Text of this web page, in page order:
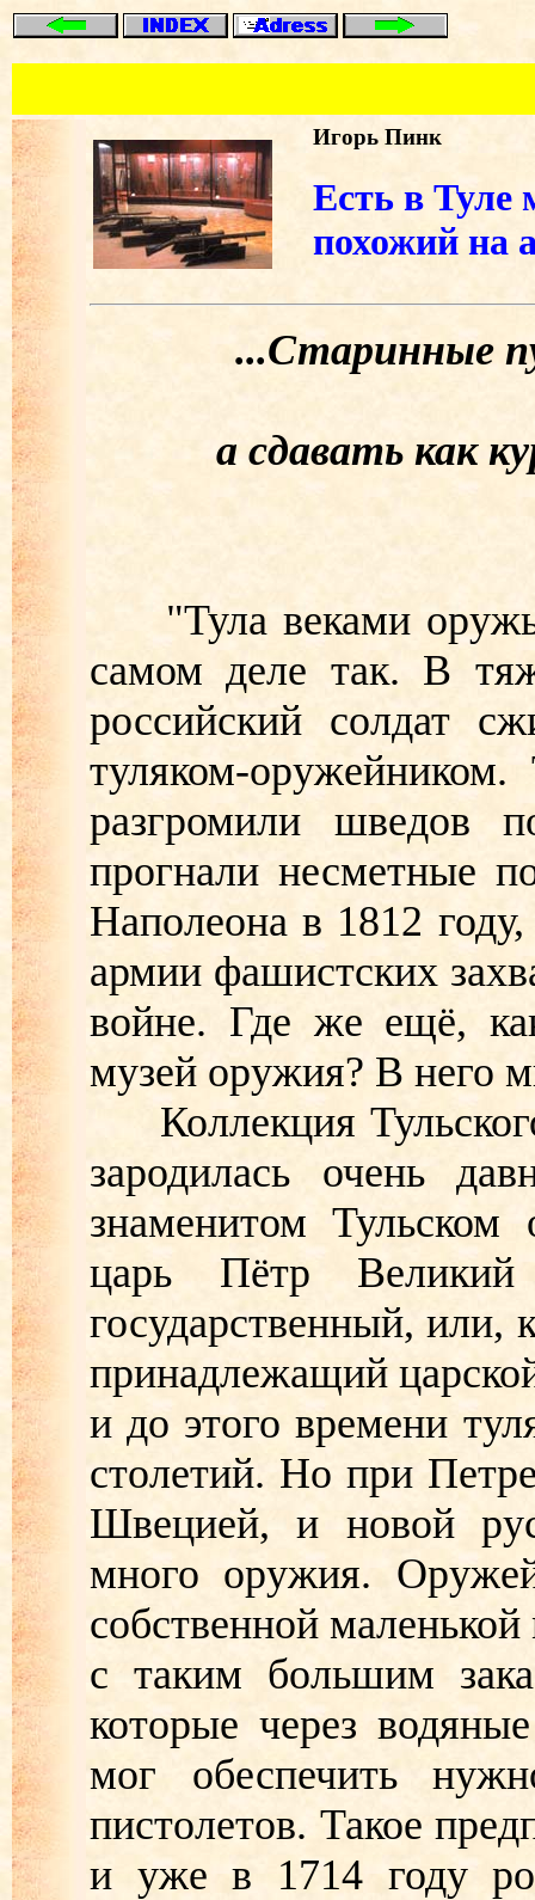
Игорь Пинк
Есть в Туле
похожий на
...Старинные
а сдавать как
"Тула веками
самом деле так. В
российский солдат
туляком-
разгромили шведов
прогнали несметные
Наполеона в 1812
армии фашистских
войне. Где же ещё,
музей оружия? В него
Коллекция
зародилась очень
знаменитом
царь Пётр
государственный, или,
принадлежащий
и до этого времени
столетий. Но при
Швецией, и новой
много оружия.
собственной
с таким большим
которые через
мог обеспечить
пистолетов. Такое
и уже в 1714 году